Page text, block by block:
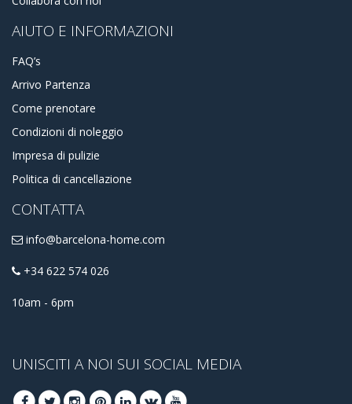
AIUTO E INFORMAZIONI
FAQ’s
Arrivo Partenza
Come prenotare
Condizioni di noleggio
Impresa di pulizie
Politica di cancellazione
CONTATTA
info@barcelona-home.com
+34 622 574 026
10am - 6pm
UNISCITI A NOI SUI SOCIAL MEDIA